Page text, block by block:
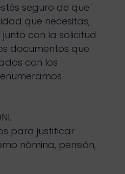
seguro de que
que necesitas,
con la solicitud
documentos que
con los
para justificar
nómina, pensión,